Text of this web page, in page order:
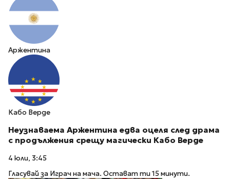
Аржентина
Кабо Верде
Неузнаваема Аржентина едва оцеля след драма
с продължения срещу магически Кабо Верде
4 юли, 3:45
Гласувай за Играч на мача. Остават ти 15 минути.